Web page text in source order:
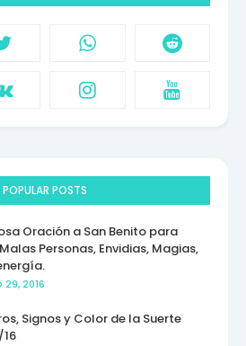
POPULAR POSTS
Oración a San Benito para
Personas, Envidias, Magias,
29, 2016
Signos y Color de la Suerte